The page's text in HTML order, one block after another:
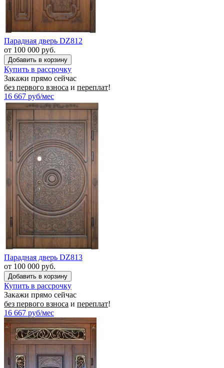
Парадная дверь DZ812
от 100 000 руб.
Купить в рассрочку
Закажи прямо сейчас
без первого взноса и переплат!
16 667 руб/мес
Парадная дверь DZ813
от 100 000 руб.
Купить в рассрочку
Закажи прямо сейчас
без первого взноса и переплат!
16 667 руб/мес